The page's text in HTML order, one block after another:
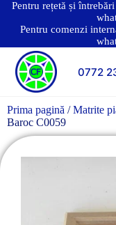
Pentru rețetă și
Pentru comenzi
0772
Prima pagină /Matrite
Baroc C0059